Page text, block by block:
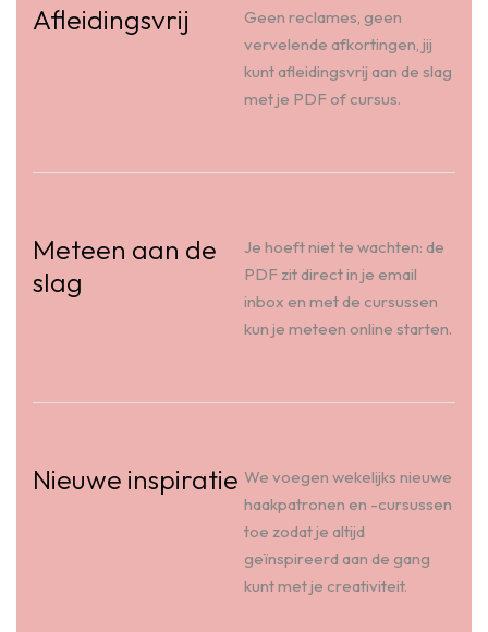
Afleidingsvrij
Geen reclames, geen
vervelende afkortingen, jij
kunt afleidingsvrij aan de slag
met je PDF of cursus.
Meteen aan de
slag
Je hoeft niet te wachten: de
PDF zit direct in je email
inbox en met de cursussen
kun je meteen online starten.
Nieuwe inspiratie We voegen wekelijks nieuwe
haakpatronen en -cursussen
toe zodat je altijd
geïnspireerd aan de gang
kunt met je creativiteit.